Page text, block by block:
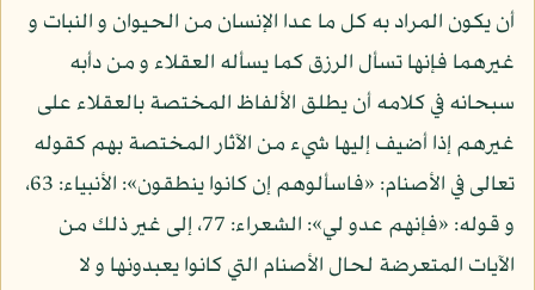
أن يكون المراد به كل ما عدا الإنسان من الحيوان و النبات و
غيرهما فإنها تسأل الرزق كما يسأله العقلاء و من دأبه
سبحانه في كلامه أن يطلق الألفاظ المختصة بالعقلاء على
غيرهم إذا أضيف إليها شيء من الآثار المختصة بهم كقوله
تعالى في الأصنام: «فاسألوهم إن كانوا ينطقون»: الأنبياء: 63،
و قوله: «فإنهم عدو لي»: الشعراء: 77، إلى غير ذلك من
الآيات المتعرضة لحال الأصنام التي كانوا يعبدونها و لا